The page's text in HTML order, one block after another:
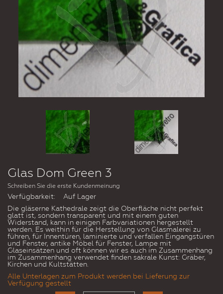
Glas Dom Green 3
Schreiben Sie die erste Kundenmeinung
Verfügbarkeit:
Auf Lager
Die gläserne Kathedrale zeigt die Oberfläche nicht perfekt
glatt ist, sondern transparent und mit einem guten
Widerstand, kann in einigen Farbvariationen hergestellt
werden. Es weithin für die Herstellung von Glasmalerei zu
führen, für Innentüren, laminierte und verfallen Eingangstüren
und Fenster, antike Möbel für Fenster, Lampe mit
Glaseinsätzen und oft können wir es auch im Zusammenhang
im Zusammenhang verwendet finden sakrale Kunst: Gräber,
Kirchen und Kultstätten.
Alle Unterlagen zum Produkt werden bei Lieferung zur
Verfügung gestellt